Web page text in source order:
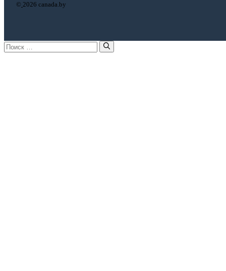
© 2026 canada.by
Поиск: